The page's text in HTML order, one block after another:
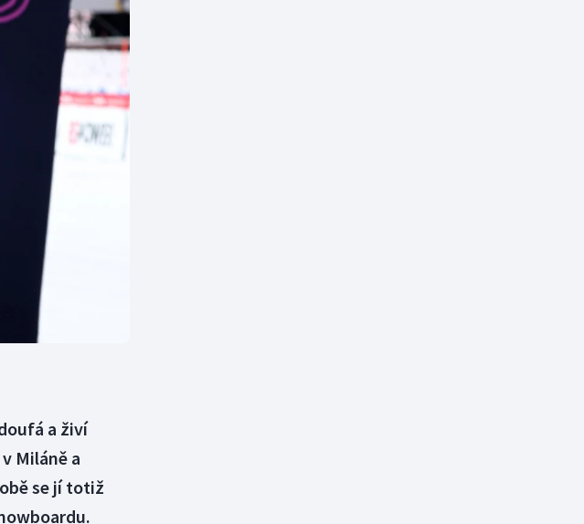
Triatlon
Veslování
Vodní slalom
Volejbal
Ostatní
a živí
Miláně a
se jí totiž